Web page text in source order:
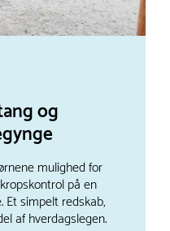
og
mulighed for
på en
Et simpelt redskab,
af hverdagslegen.